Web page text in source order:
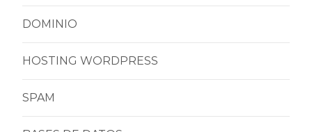
DOMINIO
HOSTING WORDPRESS
SPAM